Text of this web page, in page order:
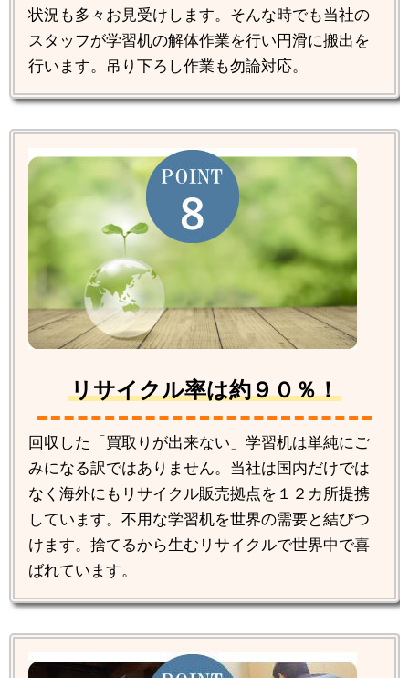
状況も多々お見受けします。そんな時でも当社の
スタッフが学習机の解体作業を行い円滑に搬出を
行います。吊り下ろし作業も勿論対応。
リサイクル率は約９０％！
回収した「買取りが出来ない」学習机は単純にご
みになる訳ではありません。当社は国内だけでは
なく海外にもリサイクル販売拠点を１２カ所提携
しています。不用な学習机を世界の需要と結びつ
けます。捨てるから生むリサイクルで世界中で喜
ばれています。